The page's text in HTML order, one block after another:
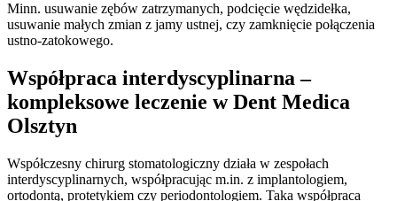
Minn. usuwanie zębów zatrzymanych, podcięcie wędzidełka,
usuwanie małych zmian z jamy ustnej, czy zamknięcie połączenia
ustno-zatokowego.
Współpraca interdyscyplinarna –
kompleksowe leczenie w Dent Medica
Olsztyn
Współczesny chirurg stomatologiczny działa w zespołach
interdyscyplinarnych, współpracując m.in. z implantologiem,
ortodontą, protetykiem czy periodontologiem. Taka współpraca